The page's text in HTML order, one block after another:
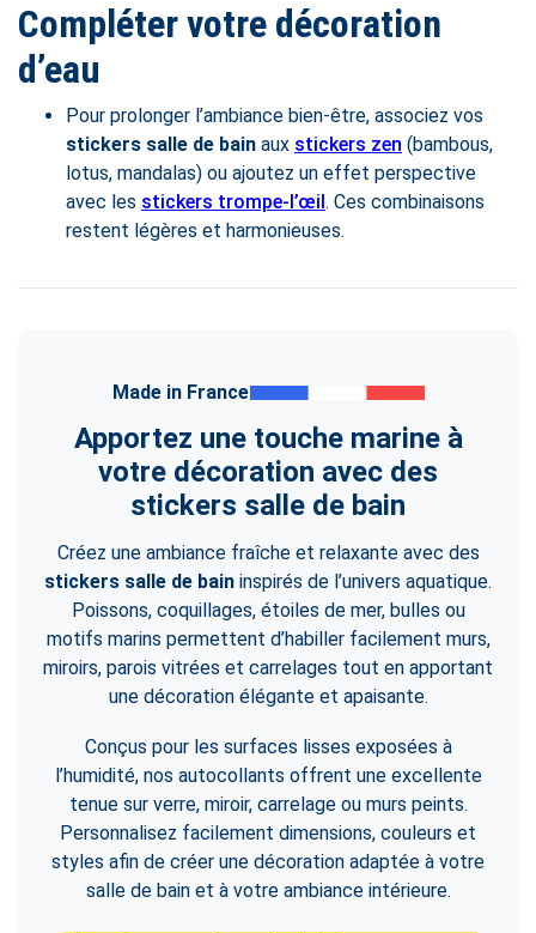
Compléter votre décoration
d’eau
Pour prolonger l’ambiance bien-être, associez vos
stickers salle de bain aux stickers zen (bambous,
lotus, mandalas) ou ajoutez un effet perspective
avec les stickers trompe-l’œil. Ces combinaisons
restent légères et harmonieuses.
Made in France
Apportez une touche marine à
votre décoration avec des
stickers salle de bain
Créez une ambiance fraîche et relaxante avec des
stickers salle de bain inspirés de l’univers aquatique.
Poissons, coquillages, étoiles de mer, bulles ou
motifs marins permettent d’habiller facilement murs,
miroirs, parois vitrées et carrelages tout en apportant
une décoration élégante et apaisante.
Conçus pour les surfaces lisses exposées à
l’humidité, nos autocollants offrent une excellente
tenue sur verre, miroir, carrelage ou murs peints.
Personnalisez facilement dimensions, couleurs et
styles afin de créer une décoration adaptée à votre
salle de bain et à votre ambiance intérieure.